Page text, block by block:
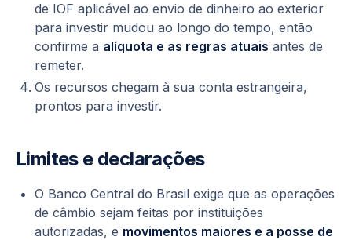
de IOF aplicável ao envio de dinheiro ao exterior
para investir mudou ao longo do tempo, então
confirme a alíquota e as regras atuais antes de
remeter.
Os recursos chegam à sua conta estrangeira,
prontos para investir.
Limites e declarações
O Banco Central do Brasil exige que as operações
de câmbio sejam feitas por instituições
autorizadas, e movimentos maiores e a posse de